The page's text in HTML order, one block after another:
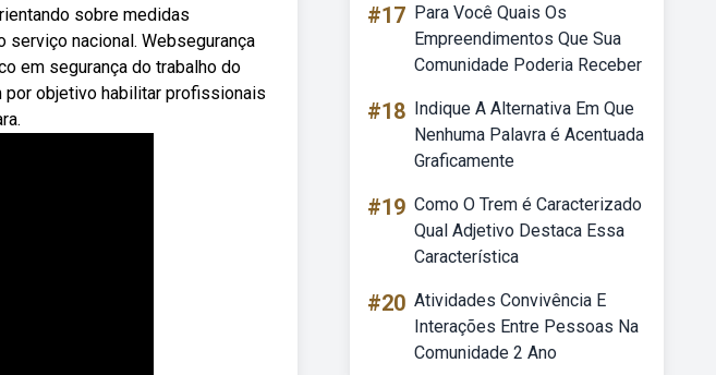
sobre medidas
serviço nacional. Websegurança
em segurança do trabalho do
por objetivo habilitar profissionais
#17 Para Você Quais Os
Empreendimentos Que Sua
Comunidade Poderia Receber
#18 Indique A Alternativa Em Que
Nenhuma Palavra é Acentuada
Graficamente
#19 Como O Trem é Caracterizado
Qual Adjetivo Destaca Essa
Característica
#20 Atividades Convivência E
Interações Entre Pessoas Na
Comunidade 2 Ano